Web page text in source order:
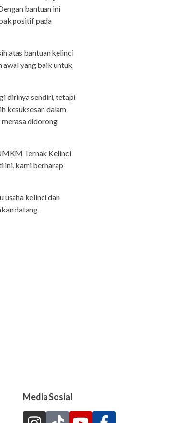
bantuan ini
positif pada
atas bantuan kelinci
awal yang baik untuk
dirinya sendiri, tetapi
kesuksesan dalam
merasa didorong
Ternak Kelinci
ini, kami berharap
usaha kelinci dan
datang.
Media Sosial